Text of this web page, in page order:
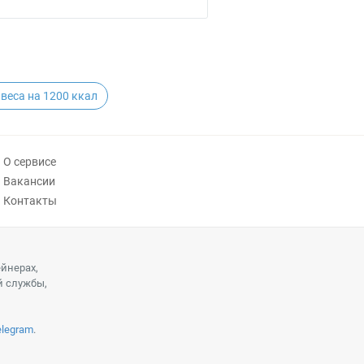
на 1200 ккал
О сервисе
Вакансии
Контакты
службы,
.